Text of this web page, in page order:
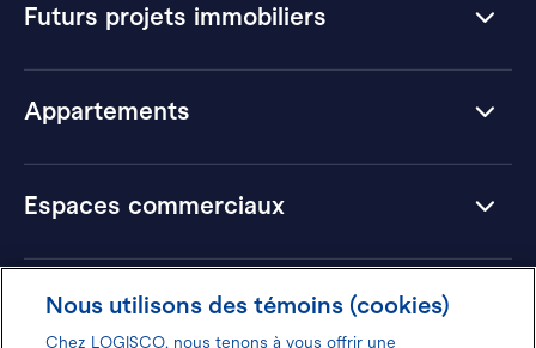
Futurs projets immobiliers
Appartements
Espaces commerciaux
Hôtels
Nous utilisons des témoins (cookies)
Chez LOGISCO, nous tenons à vous offrir une